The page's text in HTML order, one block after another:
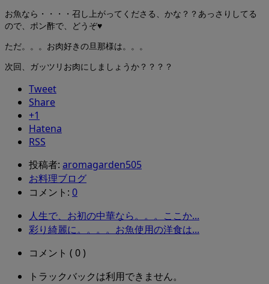
お魚なら・・・・召し上がってくださる、かな？？あっさりしてる
ので、ポン酢で、どうぞ♥
ただ。。。お肉好きの旦那様は。。。
次回、ガッツリお肉にしましょうか？？？？
Tweet
Share
+1
Hatena
RSS
投稿者: aromagarden505
お料理ブログ
コメント: 0
人生で、お初の中華なら。。。ここか...
彩り綺麗に。。。。お魚使用の洋食は...
コメント ( 0 )
トラックバックは利用できません。